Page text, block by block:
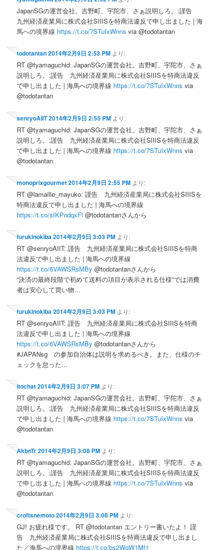
JapanSGの運営会社。吉野町、宇陀市、さぁ説明しろ。:謹告
九州経済産業局に株式会社SIIISを特商法違反で申し出ました | 海
馬への境界線 https://t.co/7STuIxWnns via @todotantan
todotantan2014年2月9日 2:53 PM より:
RT @tyamaguchid: JapanSGの運営会社。吉野町、宇陀市、さぁ
説明しろ。:謹告 九州経済産業局に株式会社SIIISを特商法違反
で申し出ました | 海馬への境界線 https://t.co/7STuIxWnns via
@todotantan
senryoAIIT2014年2月9日 2:55 PM より:
RT @tyamaguchid: JapanSGの運営会社。吉野町、宇陀市、さぁ
説明しろ。:謹告 九州経済産業局に株式会社SIIISを特商法違反
で申し出ました | 海馬への境界線 https://t.co/7STuIxWnns via
@todotantan
monoprixgourmet2014年2月9日 2:55 PM より:
RT @lamaille_mayuko: 謹告 九州経済産業局に株式会社SIIISを
特商法違反で申し出ました | 海馬への境界線
https://t.co/sIKPndqxFl @todotantanさんから
furukinokiba2014年2月9日 3:03 PM より:
RT @senryoAIIT: 謹告 九州経済産業局に株式会社SIIISを特商
法違反で申し出ました | 海馬への境界線
https://t.co/6VAWSRsMBy @todotantanさんから
“決済の最終段階で初めて送料の項目が表示される仕様”では消費
者は安心して買い物…
furukinokiba2014年2月9日 3:03 PM より:
RT @senryoAIIT: 謹告 九州経済産業局に株式会社SIIISを特商
法違反で申し出ました | 海馬への境界線
https://t.co/6VAWSRsMBy @todotantanさんから
#JAPANsg の参加自治体は説明を求めるべき。また、仕様のチ
ェックを怠った…
itochat2014年2月9日 3:07 PM より:
RT @tyamaguchid: JapanSGの運営会社。吉野町、宇陀市、さぁ
説明しろ。:謹告 九州経済産業局に株式会社SIIISを特商法違反
で申し出ました | 海馬への境界線 https://t.co/7STuIxWnns via
@todotantan
AkbnTr2014年2月9日 3:08 PM より:
RT @tyamaguchid: JapanSGの運営会社。吉野町、宇陀市、さぁ
説明しろ。:謹告 九州経済産業局に株式会社SIIISを特商法違反
で申し出ました | 海馬への境界線 https://t.co/7STuIxWnns via
@todotantan
croftsnemoto2014年2月9日 3:08 PM より:
GJ! お疲れ様です。 RT @todotantan エントリー書いたよ！ 謹
告 九州経済産業局に株式会社SIIISを特商法違反で申し出まし
た／海馬への境界線 https://t.co/bs2WqW1Mf1